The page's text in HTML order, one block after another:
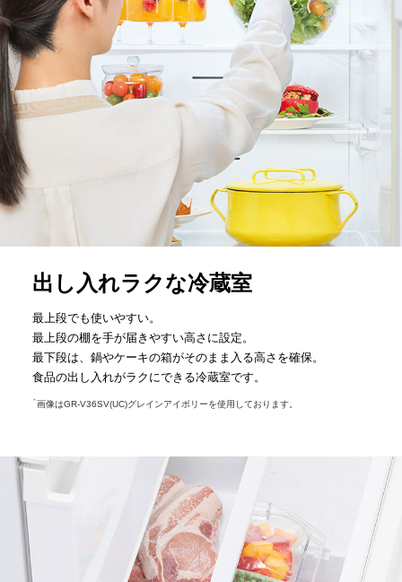
出し入れラクな冷蔵室
最上段でも使いやすい。
最上段の棚を手が届きやすい高さに設定。
最下段は、鍋やケーキの箱がそのまま入る高さを確保。
食品の出し入れがラクにできる冷蔵室です。
＊画像はGR-V36SV(UC)グレインアイボリーを使用しております。